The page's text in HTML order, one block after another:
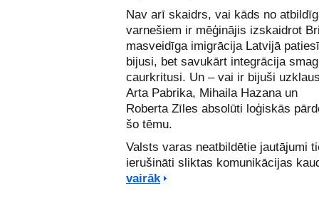
Nav arī skaidrs, vai kāds no
varnešiem ir mēģinājis izskaidrot
masveidīga imigrācija Latvijā
bijusi, bet savukārt integrācija
caurkritusi. Un – vai ir bijuši
Arta Pabrika, Mihaila Hazana un
Roberta Zīles absolūti loģiskās
šo tēmu.
Valsts varas neatbildētie jautājumi
ierušināti sliktas komunikācijas
vairāk